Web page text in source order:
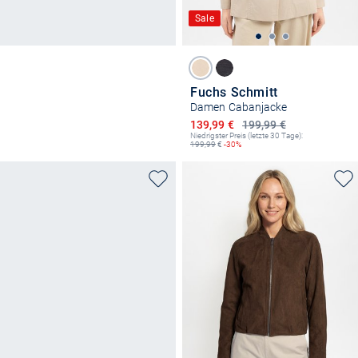
Sale
Fuchs Schmitt
Damen Cabanjacke
199,99 €
Ermäßigter Preis
139,99 €
Niedrigster Preis (letzte 30 Tage):
199,99€ -30%